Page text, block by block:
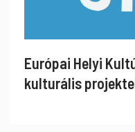
Európai Helyi
kulturális